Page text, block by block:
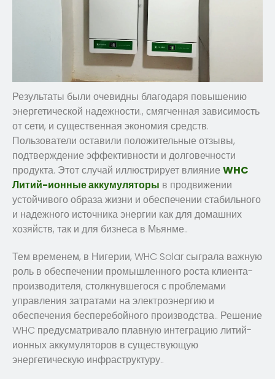
Результаты были очевидны благодаря повышению
энергетической надежности., смягченная зависимость
от сети, и существенная экономия средств.
Пользователи оставили положительные отзывы,
подтверждение эффективности и долговечности
продукта. Этот случай иллюстрирует влияние WHC
Литий-ионные аккумуляторы в продвижении
устойчивого образа жизни и обеспечении стабильного
и надежного источника энергии как для домашних
хозяйств, так и для бизнеса в Мьянме..
Тем временем, в Нигерии, WHC Solar сыграла важную
роль в обеспечении промышленного роста клиента-
производителя, столкнувшегося с проблемами
управления затратами на электроэнергию и
обеспечения бесперебойного производства.. Решение
WHC предусматривало плавную интеграцию литий-
ионных аккумуляторов в существующую
энергетическую инфраструктуру..